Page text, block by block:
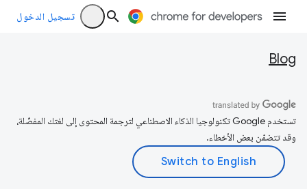
تسجيل الدخول
Blog
تستخدم Google تكنولوجيا الذكاء الاصطناعي لترجمة المحتوى إلى لغتك المفضّلة،
وقد تتضمّن بعض الأخطاء.